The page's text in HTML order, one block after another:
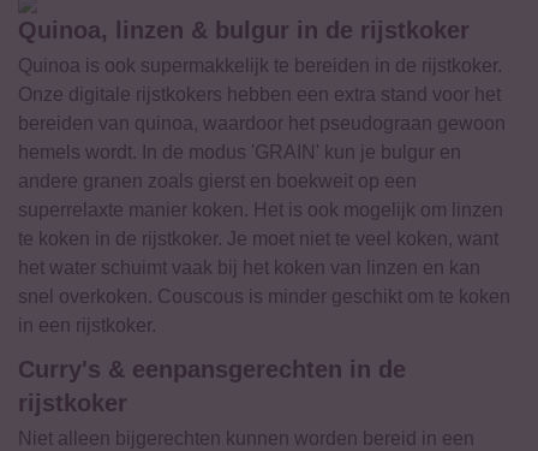
Quinoa, linzen & bulgur in de rijstkoker
Quinoa is ook supermakkelijk te bereiden in de rijstkoker.
Onze digitale rijstkokers hebben een extra stand voor het
bereiden van quinoa, waardoor het pseudograan gewoon
hemels wordt. In de modus 'GRAIN' kun je bulgur en
andere granen zoals gierst en boekweit op een
superrelaxte manier koken. Het is ook mogelijk om linzen
te koken in de rijstkoker. Je moet niet te veel koken, want
het water schuimt vaak bij het koken van linzen en kan
snel overkoken. Couscous is minder geschikt om te koken
in een rijstkoker.
Curry's & eenpansgerechten in de
rijstkoker
Niet alleen bijgerechten kunnen worden bereid in een